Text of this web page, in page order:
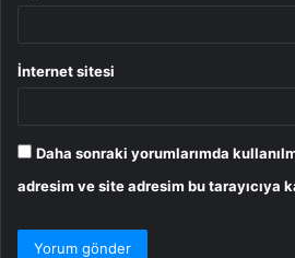
İnternet sitesi
Daha sonraki yorumlarımda
adresim ve site adresim bu tarayıcıya